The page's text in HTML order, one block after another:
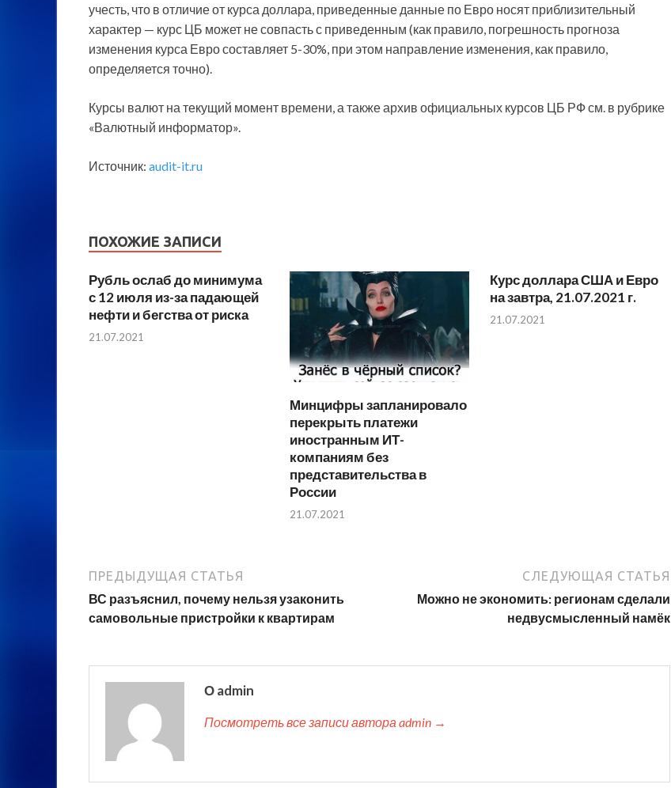
учесть, что в отличие от курса доллара, приведенные данные по Евро носят приблизительный
характер — курс ЦБ может не совпасть с приведенным (как правило, погрешность прогноза
изменения курса Евро составляет 5-30%, при этом направление изменения, как правило,
определяется точно).
Курсы валют на текущий момент времени, а также архив официальных курсов ЦБ РФ см. в рубрике
«Валютный информатор».
Источник: audit-it.ru
ПОХОЖИЕ ЗАПИСИ
Рубль ослаб до минимума
с 12 июля из-за падающей
нефти и бегства от риска
21.07.2021
Минцифры запланировало
перекрыть платежи
иностранным ИТ-
компаниям без
представительства в
России
21.07.2021
Курс доллара США и Евро
на завтра, 21.07.2021 г.
21.07.2021
ПРЕДЫДУЩАЯ СТАТЬЯ
ВС разъяснил, почему нельзя узаконить
самовольные пристройки к квартирам
СЛЕДУЮЩАЯ СТАТЬЯ
Можно не экономить: регионам сделали
недвусмысленный намёк
О admin
Посмотреть все записи автора admin →